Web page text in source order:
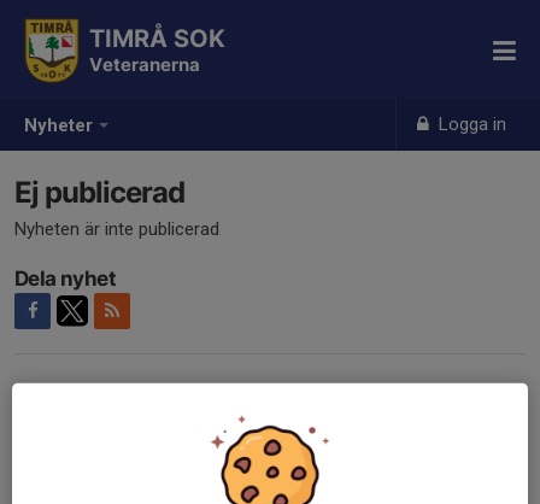
Nyheter Logga in
TIMRÅ SOK
Veteranerna
Ej publicerad
Nyheten är inte publicerad
Dela nyhet
Det finns inga tidigare nyheter